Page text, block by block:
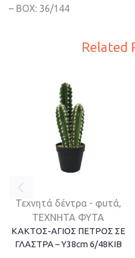
– BOX: 36/144
Related
Τεχνητά δέντρα - φυτά,
ΤΕΧΝΗΤΑ ΦΥΤΑ
ΚΑΚΤΟΣ-ΑΓΙΟΣ ΠΕΤΡΟΣ ΣΕ
ΓΛΑΣΤΡΑ – Y38cm 6/48KIB